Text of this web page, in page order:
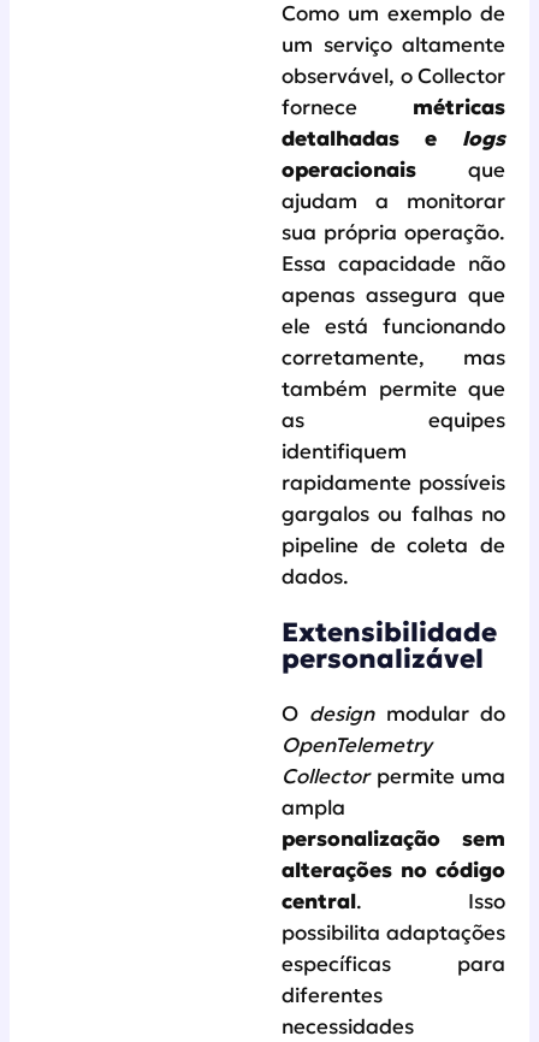
Como um exemplo de
um serviço altamente
observável, o Collector
fornece métricas
detalhadas e logs
operacionais que
ajudam a monitorar
sua própria operação.
Essa capacidade não
apenas assegura que
ele está funcionando
corretamente, mas
também permite que
as equipes
identifiquem
rapidamente possíveis
gargalos ou falhas no
pipeline de coleta de
dados.
Extensibilidade
personalizável
O designmodular do
OpenTelemetry
Collectorpermite uma
ampla
personalização sem
alterações no código
central. Isso
possibilita adaptações
específicas para
diferentes
necessidades